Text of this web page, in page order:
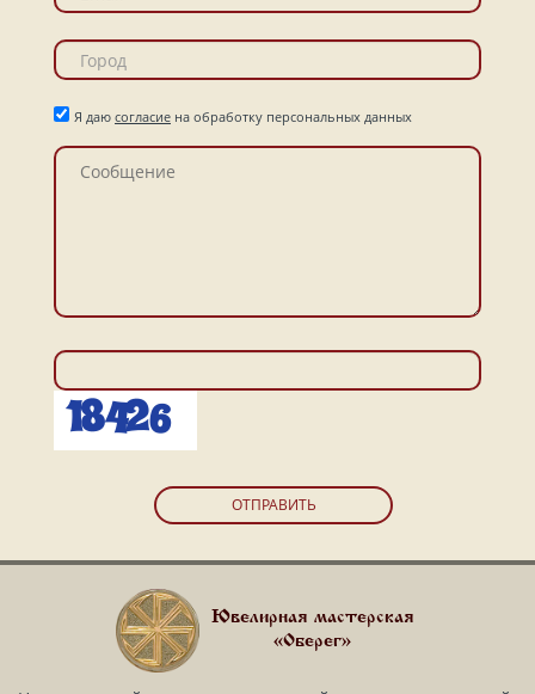
Я даю согласие на обработку персональных данных
ОТПРАВИТЬ
Ювелирная мастерская
«Оберег»